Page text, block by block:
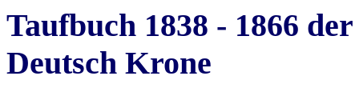
Taufbuch 1838 - 1866
Deutsch Krone